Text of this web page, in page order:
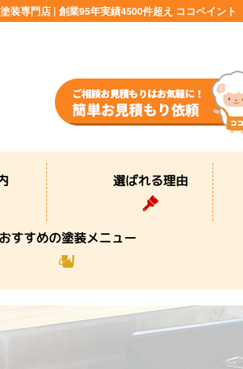
装専門店 | 創業95年実績4500件超え ココペイント
選ばれる理由
おすすめの塗装メニュー